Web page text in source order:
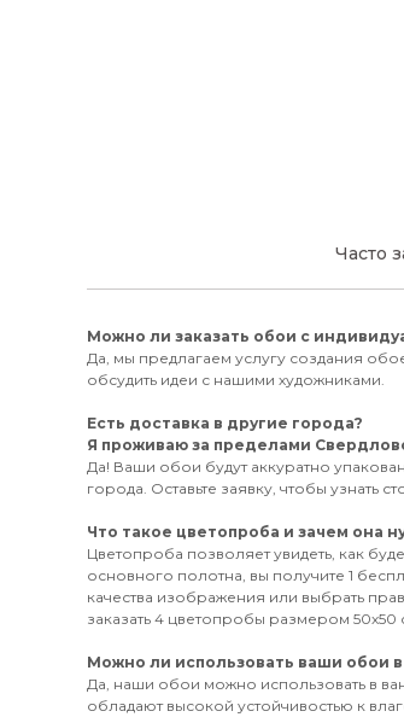
Часто
Можно ли заказать обои с
Да, мы предлагаем услугу создания
обсудить идеи с нашими художниками.
Есть доставка в другие города?
Я проживаю за пределами
Да! Ваши обои будут аккуратно
города. Оставьте заявку, чтобы узнать
Что такое цветопроба и зачем она
Цветопроба позволяет увидеть, как
основного полотна, вы получите 1
качества изображения или выбрать
заказать 4 цветопробы размером 50х50
Можно ли использовать ваши обои в
Да, наши обои можно использовать в
обладают высокой устойчивостью к